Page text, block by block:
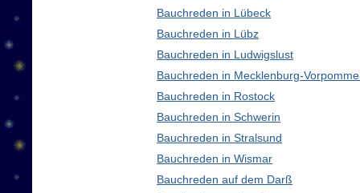
Bauchreden in Lübeck
Bauchreden in Lübz
Bauchreden in Ludwigslust
Bauchreden in Mecklenburg-
Bauchreden in Rostock
Bauchreden in Schwerin
Bauchreden in Stralsund
Bauchreden in Wismar
Bauchreden auf dem Darß